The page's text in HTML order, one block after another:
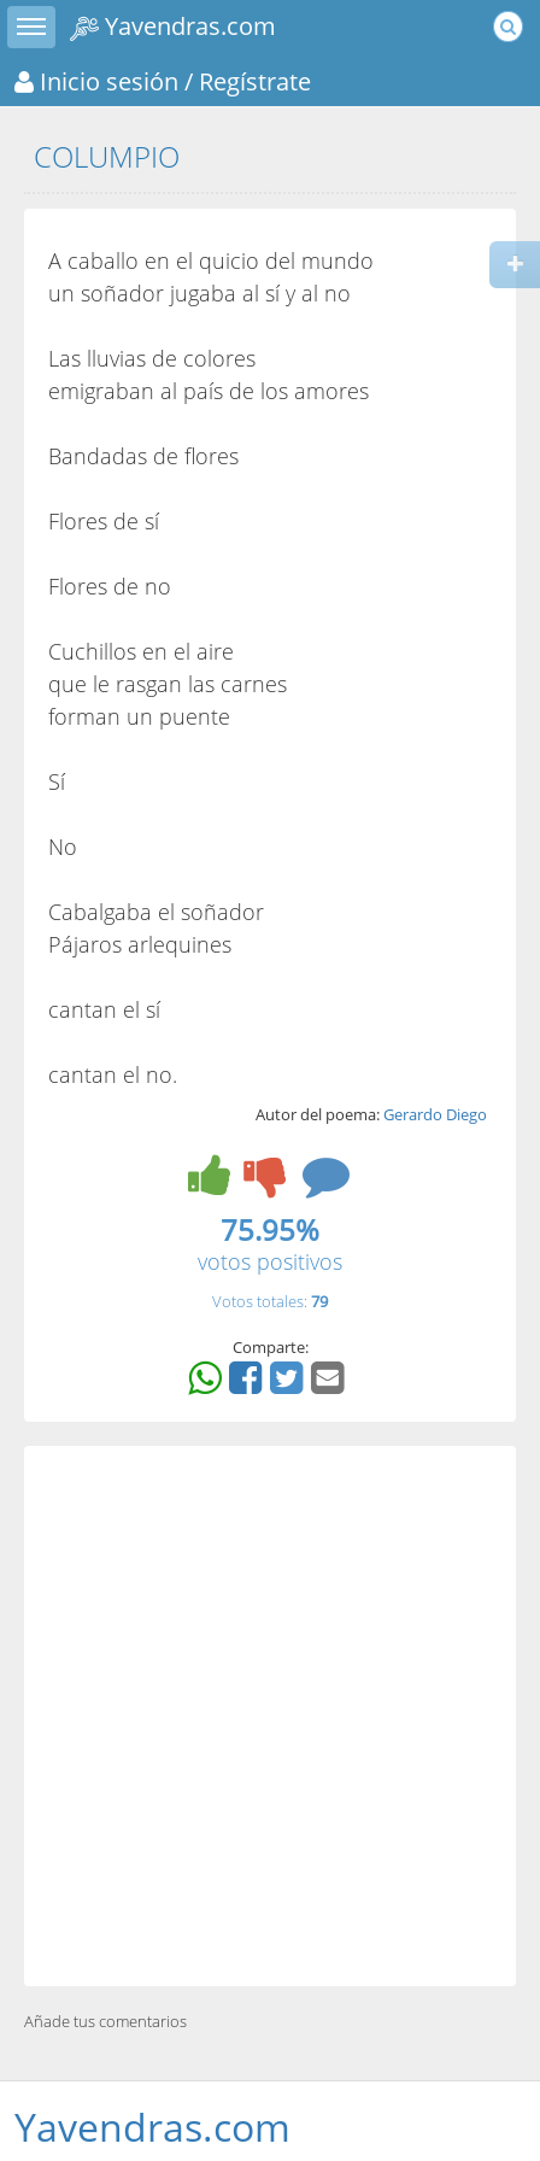
Toggle sidebar
Yavendras.com
Inicio sesión / Regístrate
COLUMPIO
A caballo en el quicio del mundo
un soñador jugaba al sí y al no
Las lluvias de colores
emigraban al país de los amores
Bandadas de flores
Flores de sí
Flores de no
Cuchillos en el aire
que le rasgan las carnes
forman un puente
Sí
No
Cabalgaba el soñador
Pájaros arlequines
cantan el sí
cantan el no.
Autor del poema:Gerardo Diego
75.95%
votos positivos
Votos totales: 79
Comparte:
Añade tus comentarios
Yavendras.com